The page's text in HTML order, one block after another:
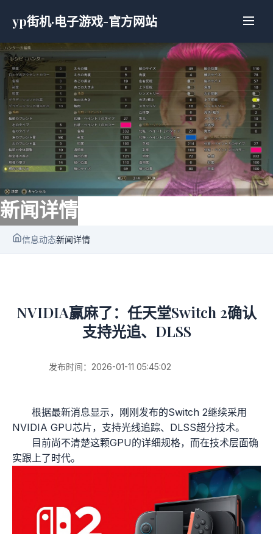
yp街机·电子游戏-官方网站
新闻详情
信息动态新闻详情
NVIDIA赢麻了：任天堂Switch 2确认
支持光追、DLSS
发布时间：2026-01-11 05:45:02
根据最新消息显示，刚刚发布的Switch 2继续采用
NVIDIA GPU芯片，支持光线追踪、DLSS超分技术。
目前尚不清楚这颗GPU的详细规格，而在技术层面确
实跟上了时代。